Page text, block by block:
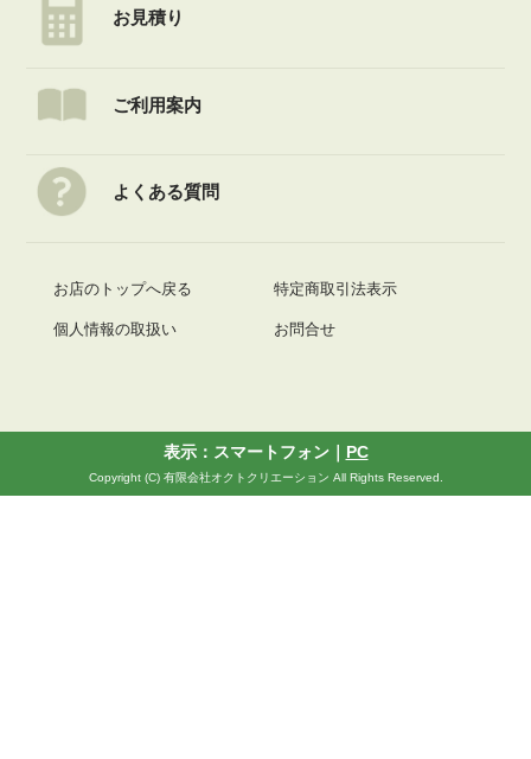
お見積り
ご利用案内
よくある質問
お店のトップへ戻る 特定商取引法表示
個人情報の取扱い お問合せ
表示：スマートフォン｜ PC
Copyright (C) 有限会社オクトクリエーション All Rights Reserved.